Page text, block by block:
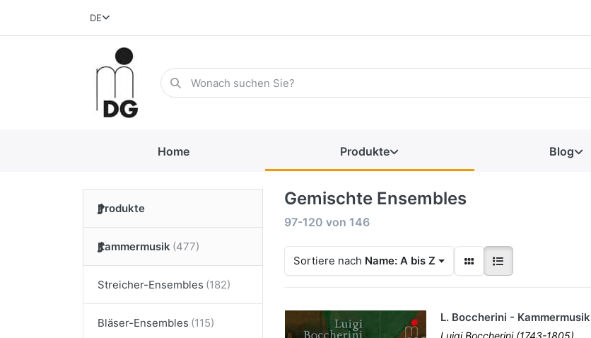
DE
Home Produkte Blog
Produkte
Kammermusik
Streicher-Ensembles
Bläser-Ensembles
Gemischte Ensembles
97-120 von 146
Sortiere nach Name: A bis Z
L. Boccherini - Kammermusik
Luigi Boccherini (1743-1805)